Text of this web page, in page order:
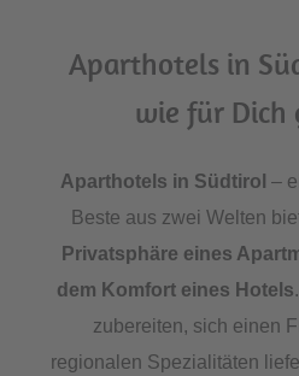
Aparthotels in
wie für Dich
Aparthotels in Südtirol –
Beste aus zwei Welten
Privatsphäre eines
dem Komfort eines Hotels
zubereiten, sich einen
regionalen Spezialitäten